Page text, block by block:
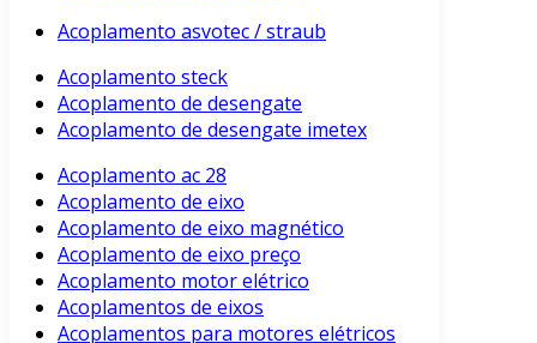
Acoplamento asvotec / straub
Acoplamento steck
Acoplamento de desengate
Acoplamento de desengate imetex
Acoplamento ac 28
Acoplamento de eixo
Acoplamento de eixo magnético
Acoplamento de eixo preço
Acoplamento motor elétrico
Acoplamentos de eixos
Acoplamentos para motores elétricos